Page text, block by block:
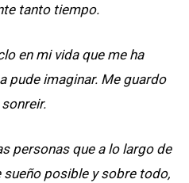
tanto tiempo.
en mi vida que me ha
pude imaginar. Me guardo
personas que a lo largo de
posible y sobre todo,